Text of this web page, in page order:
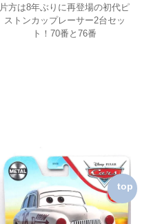
top
片方は8年ぶりに再登場の初代ピ
ストンカップレーサー2台セッ
ト！70番と76番